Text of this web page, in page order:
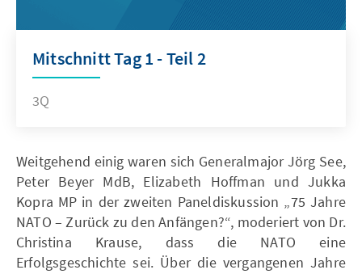
Mitschnitt Tag 1 - Teil 2
3Q
Weitgehend einig waren sich Generalmajor Jörg See,
Peter Beyer MdB, Elizabeth Hoffman und Jukka
Kopra MP in der zweiten Paneldiskussion „75 Jahre
NATO – Zurück zu den Anfängen?“, moderiert von Dr.
Christina Krause, dass die NATO eine
Erfolgsgeschichte sei. Über die vergangenen Jahre